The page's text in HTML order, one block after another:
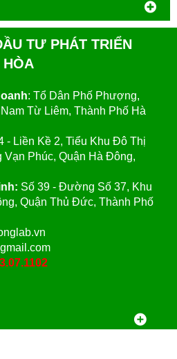
TƯ PHÁT TRIỂN
: Tổ Dân Phố Phượng,
Từ Liêm, Thành Phố Hà
- Liền Kề 2, Tiểu Khu Đô Thị
Phúc, Quận Hà Đông,
Số 39 - Đường Số 37, Khu
Quận Thủ Đức, Thành Phố